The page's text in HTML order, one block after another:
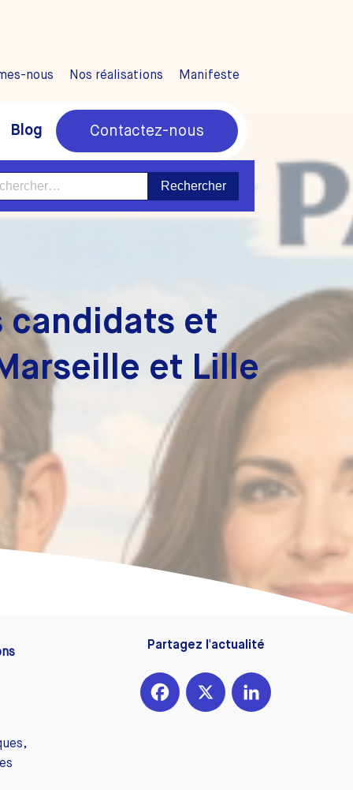
nous Nos réalisations Manifeste
Blog Contactez-nous
:
candidats et
et Lille
Partagez l'actualité
FacebookX